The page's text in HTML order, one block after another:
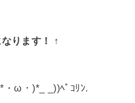
ります！ ↑
・ω・)*_ _))ﾍﾟｺﾘﾝ.